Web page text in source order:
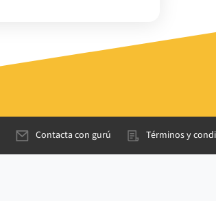
Contacta con gurú Términos y